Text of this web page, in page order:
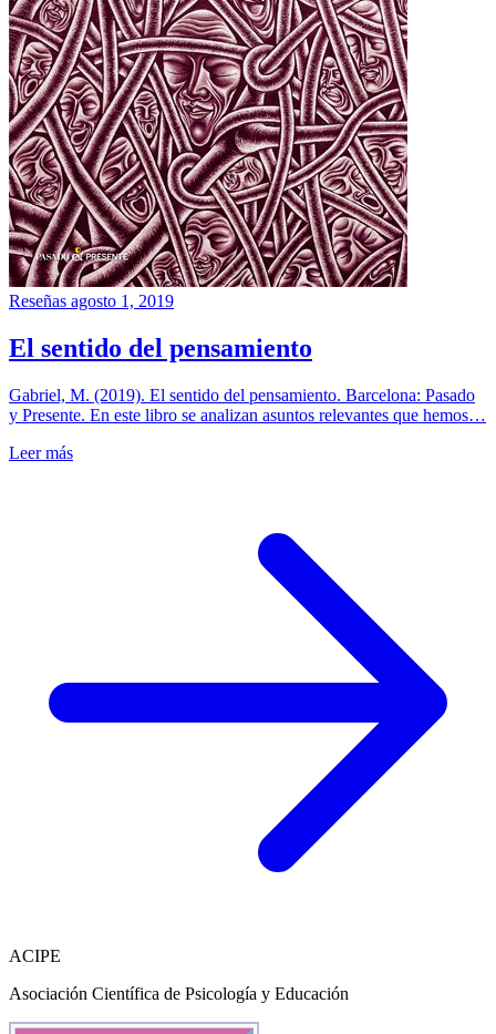
Reseñas agosto 1, 2019
El sentido del pensamiento
Gabriel, M. (2019). El sentido del pensamiento. Barcelona: Pasado
y Presente. En este libro se analizan asuntos relevantes que hemos…
Leer más
ACIPE
Asociación Científica de Psicología y Educación